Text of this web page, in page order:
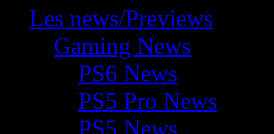
Les news/Previews
Gaming News
PS6 News
PS5 Pro News
PS5 News